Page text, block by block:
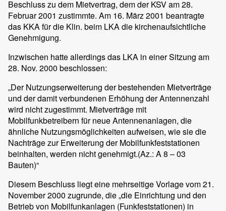
Beschluss zu dem Mietvertrag, dem der KSV am 28.
Februar 2001 zustimmte. Am 16. März 2001 beantragte
das KKA für die Klin. beim LKA die kirchenaufsichtliche
Genehmigung.
Inzwischen hatte allerdings das LKA in einer Sitzung am
28. Nov. 2000 beschlossen:
„Der Nutzungserweiterung der bestehenden Mietverträge
und der damit verbundenen Erhöhung der Antennenzahl
wird nicht zugestimmt. Mietverträge mit
Mobilfunkbetreibern für neue Antennenanlagen, die
ähnliche Nutzungsmöglichkeiten aufweisen, wie sie die
Nachträge zur Erweiterung der Mobilfunkfeststationen
beinhalten, werden nicht genehmigt.(Az.: A 8 – 03
Bauten)“
Diesem Beschluss liegt eine mehrseitige Vorlage vom 21.
November 2000 zugrunde, die „die Einrichtung und den
Betrieb von Mobilfunkanlagen (Funkfeststationen) in